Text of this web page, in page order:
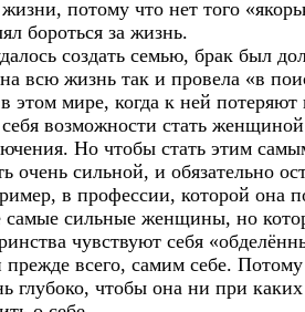
потому что нет того
бороться за жизнь.
создать семью, брак был
всю жизнь так и провела «в
этом мире, когда к ней потеряют
возможности стать
Но чтобы стать этим
сильной, и обязательно
в профессии, которой она
сильные женщины, но
чувствуют себя
всего, самим себе.
глубоко, чтобы она ни при каких